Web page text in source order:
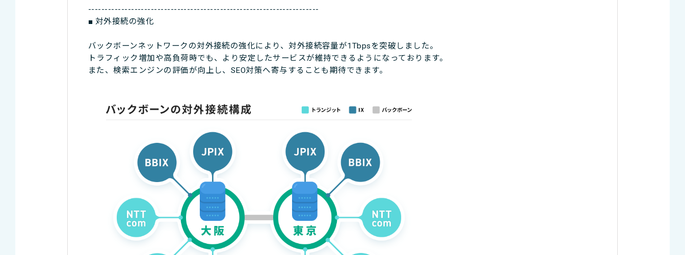
----------------------------------------------------------------------
■ 対外接続の強化
バックボーンネットワークの対外接続の強化により、対外接続容量が1Tbpsを突破しました。
トラフィック増加や高負荷時でも、より安定したサービスが維持できるようになっております。
また、検索エンジンの評価が向上し、SEO対策へ寄与することも期待できます。